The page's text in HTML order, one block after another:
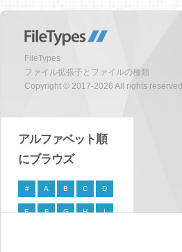
FileTypes
ファイル拡張子とファイルの種類
Copyright © 2017-2026 All rights reserved
アルファベット順
にブラウズ
# A B C D
E F G H I